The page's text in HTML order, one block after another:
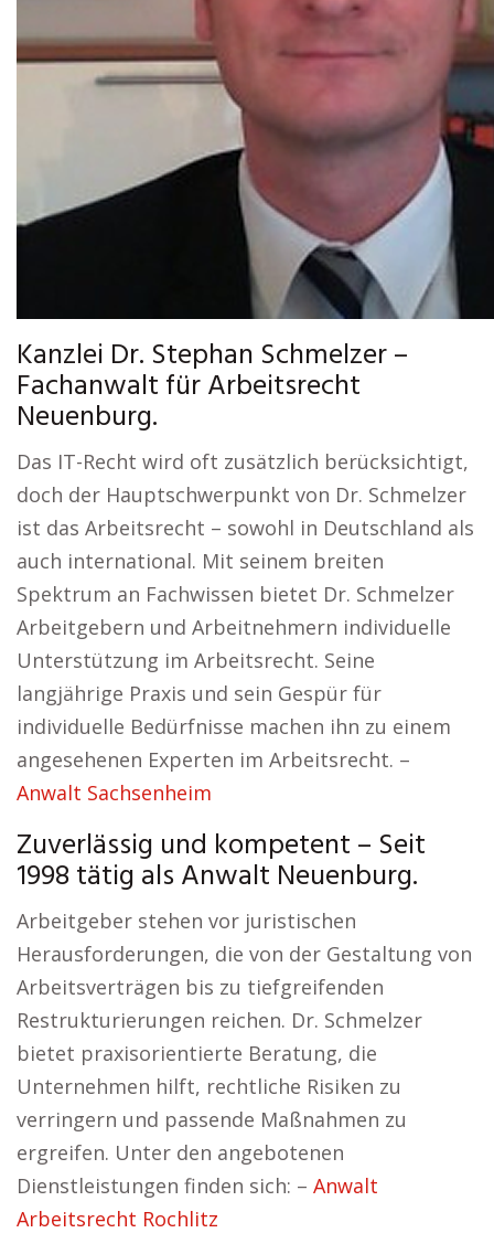
Kanzlei Dr. Stephan Schmelzer –
Fachanwalt für Arbeitsrecht
Neuenburg.
Das IT-Recht wird oft zusätzlich berücksichtigt,
doch der Hauptschwerpunkt von Dr. Schmelzer
ist das Arbeitsrecht – sowohl in Deutschland als
auch international. Mit seinem breiten
Spektrum an Fachwissen bietet Dr. Schmelzer
Arbeitgebern und Arbeitnehmern individuelle
Unterstützung im Arbeitsrecht. Seine
langjährige Praxis und sein Gespür für
individuelle Bedürfnisse machen ihn zu einem
angesehenen Experten im Arbeitsrecht. –
Anwalt Sachsenheim
Zuverlässig und kompetent – Seit
1998 tätig als Anwalt Neuenburg.
Arbeitgeber stehen vor juristischen
Herausforderungen, die von der Gestaltung von
Arbeitsverträgen bis zu tiefgreifenden
Restrukturierungen reichen. Dr. Schmelzer
bietet praxisorientierte Beratung, die
Unternehmen hilft, rechtliche Risiken zu
verringern und passende Maßnahmen zu
ergreifen. Unter den angebotenen
Dienstleistungen finden sich: – Anwalt
Arbeitsrecht Rochlitz